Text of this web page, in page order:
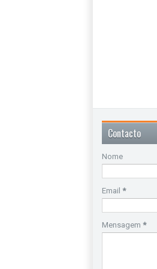
Contacto
Nome
Email *
Mensagem *